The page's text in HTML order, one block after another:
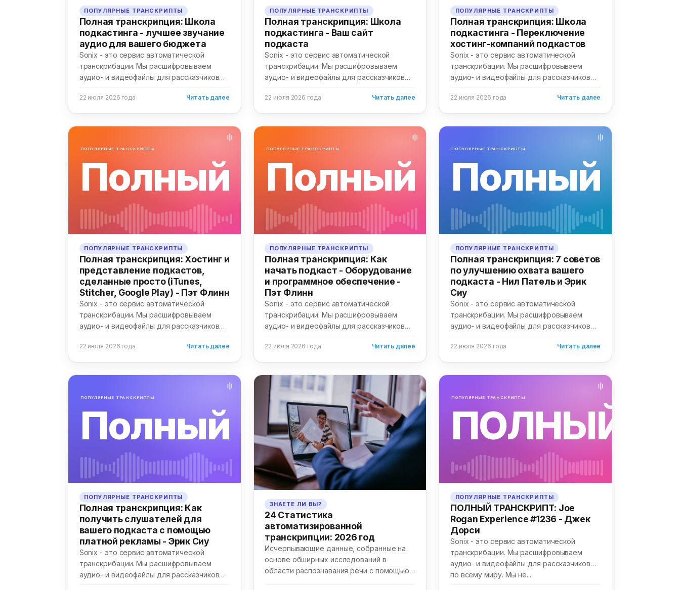
ПОПУЛЯРНЫЕ ТРАНСКРИПТЫ
Полная транскрипция: Школа
подкастинга - лучшее звучание
аудио для вашего бюджета
Sonix - это сервис автоматической
транскрибации. Мы расшифровываем
аудио- и видеофайлы для рассказчиков
22 июля 2026 года Читать далее
ПОПУЛЯРНЫЕ ТРАНСКРИПТЫ
Полная транскрипция: Школа
подкастинга - Ваш сайт
подкаста
Sonix - это сервис автоматической
транскрибации. Мы расшифровываем
аудио- и видеофайлы для рассказчиков
22 июля 2026 года Читать далее
ПОПУЛЯРНЫЕ ТРАНСКРИПТЫ
Полная транскрипция: Школа
подкастинга - Переключение
хостинг-компаний подкастов
Sonix - это сервис автоматической
транскрибации. Мы расшифровываем
аудио- и видеофайлы для рассказчиков
22 июля 2026 года Читать далее
ПОПУЛЯРНЫЕ ТРАНСКРИПТЫ
Полный
ПОПУЛЯРНЫЕ ТРАНСКРИПТЫ
Полная транскрипция: Хостинг и
представление подкастов,
сделанные просто (iTunes,
Stitcher, Google Play) - Пэт Флинн
Sonix - это сервис автоматической
транскрибации. Мы расшифровываем
аудио- и видеофайлы для рассказчиков
22 июля 2026 года Читать далее
ПОПУЛЯРНЫЕ ТРАНСКРИПТЫ
Полный
ПОПУЛЯРНЫЕ ТРАНСКРИПТЫ
Полная транскрипция: Как
начать подкаст - Оборудование
и программное обеспечение -
Пэт Флинн
Sonix - это сервис автоматической
транскрибации. Мы расшифровываем
аудио- и видеофайлы для рассказчиков
22 июля 2026 года Читать далее
ПОПУЛЯРНЫЕ ТРАНСКРИПТЫ
Полный
ПОПУЛЯРНЫЕ ТРАНСКРИПТЫ
Полная транскрипция: 7 советов
по улучшению охвата вашего
подкаста - Нил Патель и Эрик
Сиу
Sonix - это сервис автоматической
транскрибации. Мы расшифровываем
аудио- и видеофайлы для рассказчиков
22 июля 2026 года Читать далее
ПОПУЛЯРНЫЕ ТРАНСКРИПТЫ
Полный
ПОПУЛЯРНЫЕ ТРАНСКРИПТЫ
Полная транскрипция: Как
получить слушателей для
вашего подкаста с помощью
платной рекламы - Эрик Сиу
Sonix - это сервис автоматической
транскрибации. Мы расшифровываем
аудио- и видеофайлы для рассказчиков
ЗНАЕТЕ ЛИ ВЫ?
24 Статистика
автоматизированной
транскрипции: 2026 год
Исчерпывающие данные, собранные на
основе обширных исследований в
области распознавания речи с помощью
ПОПУЛЯРНЫЕ ТРАНСКРИПТЫ
ПОЛНЫЙ
ПОПУЛЯРНЫЕ ТРАНСКРИПТЫ
ПОЛНЫЙ ТРАНСКРИПТ: Joe
Rogan Experience #1236 - Джек
Дорси
Sonix - это сервис автоматической
транскрибации. Мы расшифровываем
аудио- и видеофайлы для рассказчиков
по всему миру. Мы не...